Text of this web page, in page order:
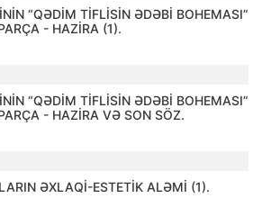
“QƏDİM TİFLİSİN ƏDƏBİ BOHEMASI”
- HAZİRA (1).
“QƏDİM TİFLİSİN ƏDƏBİ BOHEMASI”
- HAZİRA VƏ SON SÖZ.
ƏXLAQİ-ESTETİK ALƏMİ (1).